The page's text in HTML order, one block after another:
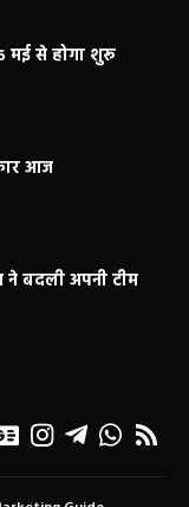
मई से होगा शुरू
आज
बदली अपनी टीम